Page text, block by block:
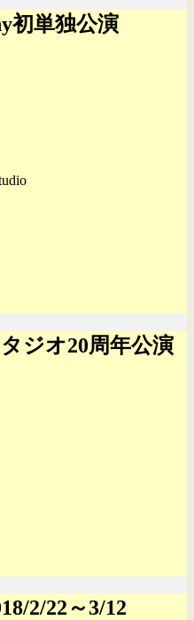
初単独公演
ジオ20周年公演
2/22～3/12